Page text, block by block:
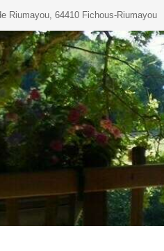
Riumayou, 64410 Fichous-Riumayou